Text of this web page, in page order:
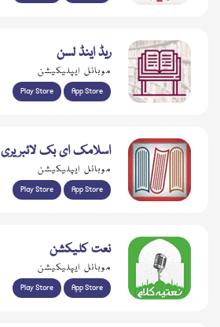
ریڈ اینڈ لسن
موبائل ایپلیکیشن
Play Store App Store
اسلامک ای بک لائبریری
موبائل ایپلیکیشن
Play Store App Store
نعت کلیکشن
موبائل ایپلیکیشن
Play Store App Store